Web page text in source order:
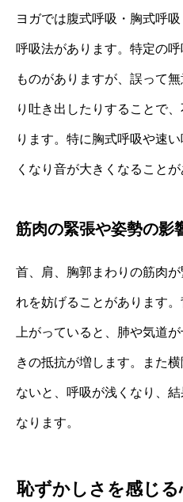
ヨガでは腹式呼吸・胸式呼
呼吸法があります。特定の
ものがありますが、誤って
り吐き出したりすることで
ります。特に胸式呼吸や速
くなり音が大きくなることが
筋肉の緊張や姿勢の影
首、肩、胸郭まわりの筋肉
れを妨げることがあります
上がっていると、肺や気道
きの抵抗が増します。また
ないと、呼吸が浅くなり、
なります。
恥ずかしさを感じ